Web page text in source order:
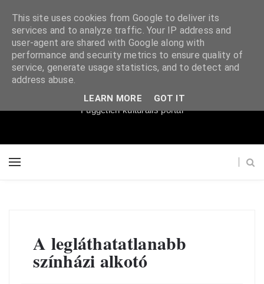
Súgópéldány
Független kulturális portál
A legláthatatlanabb
színházi alkotó
This site uses cookies from Google to deliver its
services and to analyze traffic. Your IP address and
user-agent are shared with Google along with
performance and security metrics to ensure quality of
service, generate usage statistics, and to detect and
address abuse.
LEARN MORE GOT IT